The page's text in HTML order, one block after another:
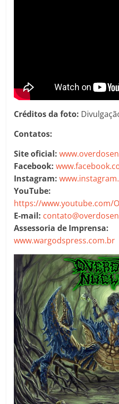
Créditos da foto:
Contatos:
Site oficial:
Facebook:
Instagram:
YouTube:
https://www.youtube.com/
E-mail:
Assessoria de Imprensa:
www.wargodspress.com.br